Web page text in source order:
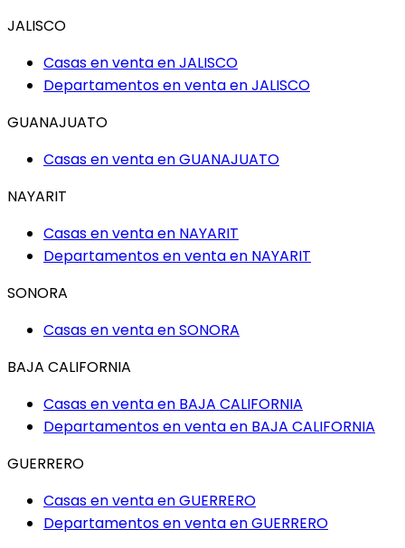
JALISCO
Casas en venta enJALISCO
Departamentos en venta enJALISCO
GUANAJUATO
Casas en venta enGUANAJUATO
NAYARIT
Casas en venta en NAYARIT
Departamentos en venta en NAYARIT
SONORA
Casas en venta enSONORA
BAJA CALIFORNIA
Casas en venta en BAJA CALIFORNIA
Departamentos en venta en BAJA CALIFORNIA
GUERRERO
Casas en venta enGUERRERO
Departamentos en venta enGUERRERO